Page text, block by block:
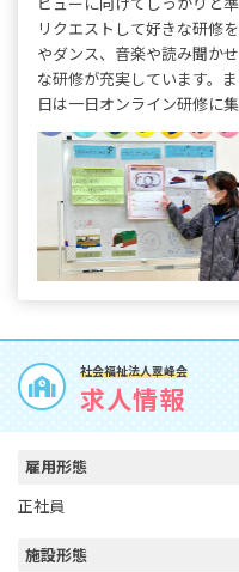
ビューに向けてしっかりと
リクエストして好きな研修
やダンス、音楽や読み聞か
な研修が充実しています。
日は一日オンライン研修に
社会福祉法人翠峰会
求人情報
雇用形態
正社員
施設形態